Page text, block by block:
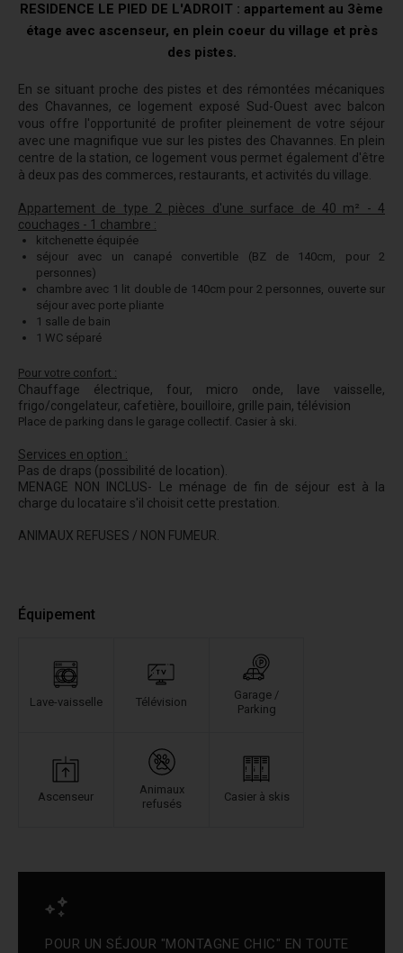
RESIDENCE LE PIED DE L'ADROIT : appartement au 3ème
étage avec ascenseur, en plein coeur du village et près
des pistes.
En se situant proche des pistes et des rémontées mécaniques
des Chavannes, ce logement exposé Sud-Ouest avec balcon
vous offre l'opportunité de profiter pleinement de votre séjour
avec une magnifique vue sur les pistes des Chavannes. En plein
centre de la station, ce logement vous permet également d'être
à deux pas des commerces, restaurants, et activités du village.
Appartement de type 2 pièces d'une surface de 40 m² - 4
couchages - 1 chambre :
kitchenette équipée
séjour avec un canapé convertible (BZ de 140cm, pour 2
personnes)
chambre avec 1 lit double de 140cm pour 2 personnes, ouverte sur
séjour avec porte pliante
1 salle de bain
1 WC séparé
Pour votre confort :
Chauffage électrique, four, micro onde, lave vaisselle,
frigo/congelateur, cafetière, bouilloire, grille pain, télévision
Place de parking dans le garage collectif. Casier à ski.
Services en option :
Pas de draps (possibilité de location).
MENAGE NON INCLUS- Le ménage de fin de séjour est à la
charge du locataire s'il choisit cette prestation.
ANIMAUX REFUSES / NON FUMEUR.
Équipement
Lave-vaisselle Télévision
Garage /
Parking
Ascenseur
Animaux
refusés
Casier à skis
POUR UN SÉJOUR "MONTAGNE CHIC" EN TOUTE